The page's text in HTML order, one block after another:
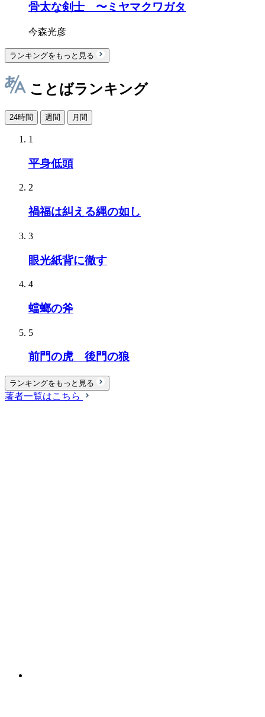
骨太な剣士 〜ミヤマクワガタ
今森光彦
ランキングをもっと見る
ことばランキング
24時間 週間 月間
1
平身低頭
2
禍福は糾える縄の如し
3
眼光紙背に徹す
4
蟷螂の斧
5
前門の虎 後門の狼
ランキングをもっと見る
著者一覧はこちら